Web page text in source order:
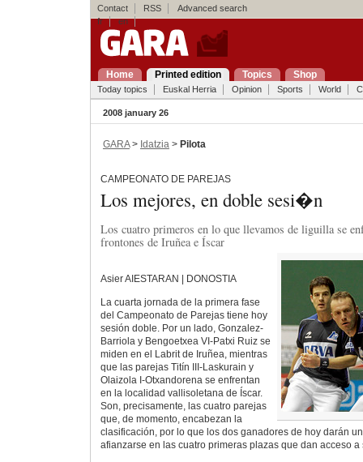
Contact RSS
Advanced search
fr
en
Home Printed edition Topics Shop
Today topics Euskal Herria Opinion Sports World
2008 january 26
GARA> Idatzia > Pilota
CAMPEONATO DE PAREJAS
Los mejores, en doble sesi�n
Los cuatro primeros en lo que llevamos de liguilla se
frontones de Iruñea e Íscar
Asier AIESTARAN | DONOSTIA
La cuarta jornada de la primera fase
del Campeonato de Parejas tiene hoy
sesión doble. Por un lado, Gonzalez-
Barriola y Bengoetxea VI-Patxi Ruiz se
miden en el Labrit de Iruñea, mientras
que las parejas Titín III-Laskurain y
Olaizola I-Otxandorena se enfrentan
en la localidad vallisoletana de Íscar.
Son, precisamente, las cuatro parejas
que, de momento, encabezan la
clasificación, por lo que los dos ganadores de hoy darán
afianzarse en las cuatro primeras plazas que dan acceso a